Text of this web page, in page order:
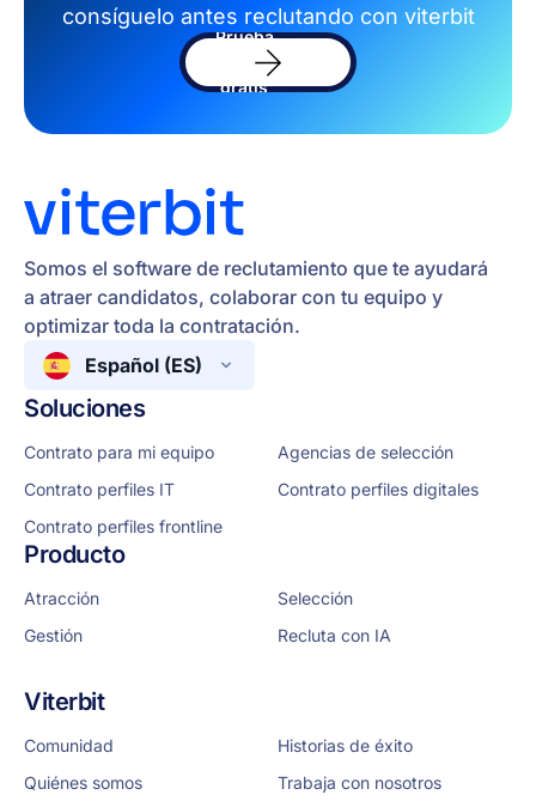
consíguelo antes reclutando con viterbit
Prueba
software
gratis
Somos el software de reclutamiento que te ayudará
a atraer candidatos, colaborar con tu equipo y
optimizar toda la contratación.
Español (ES)
Soluciones
Contrato para mi equipo
Agencias de selección
Contrato perfiles IT
Contrato perfiles digitales
Contrato perfiles frontline
Producto
Atracción
Selección
Gestión
Recluta con IA
Viterbit
Comunidad
Historias de éxito
Quiénes somos
Trabaja con nosotros